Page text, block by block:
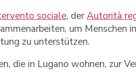
sociale, derAutorità
um Menschen
zu unterstützen.
die in Lugano wohnen, zur